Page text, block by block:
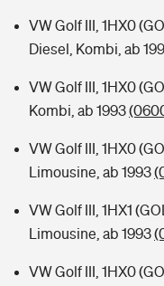
VW Golf III, 1HX0
Diesel, Kombi, ab
VW Golf III, 1HX0
Kombi, ab 1993
VW Golf III, 1HX0
Limousine, ab 1993
VW Golf III, 1HX1
Limousine, ab 1993
VW Golf III, 1HX0